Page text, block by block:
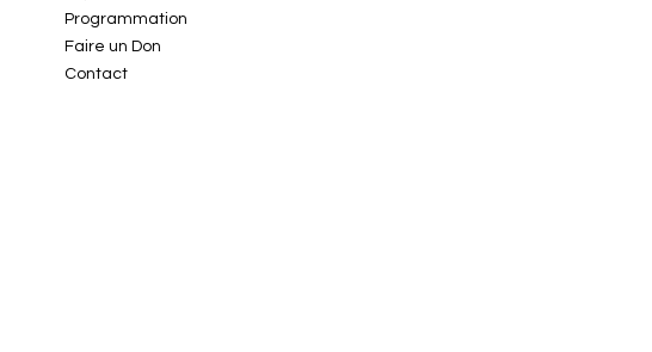
Programmation
Faire un Don
Contact